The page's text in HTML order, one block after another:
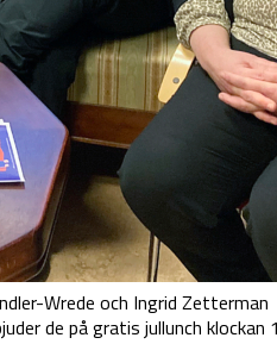
Wrede och Ingrid Zetterman
de på gratis jullunch